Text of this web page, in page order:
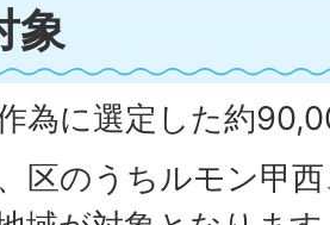
象
為に選定した約
区のうちルモン甲